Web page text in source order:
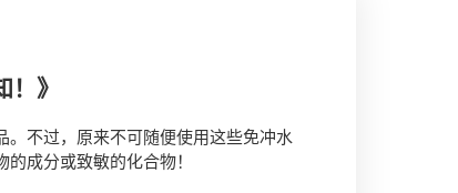
》
不过，原来不可随便使用这些免冲水
成分或致敏的化合物！